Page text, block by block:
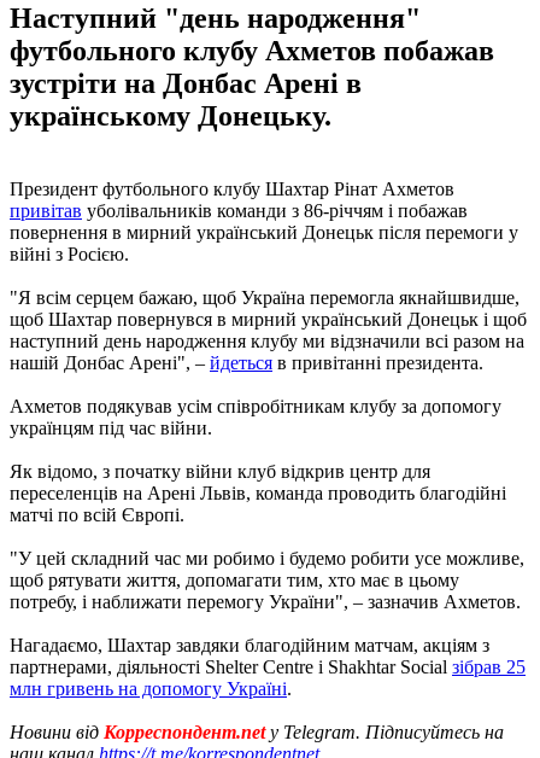
Наступний "день народження"
футбольного клубу Ахметов побажав
зустріти на Донбас Арені в
українському Донецьку.
Президент футбольного клубу Шахтар Рінат Ахметов
привітав уболівальників команди з 86-річчям і побажав
повернення в мирний український Донецьк після перемоги у
війні з Росією.
"Я всім серцем бажаю, щоб Україна перемогла якнайшвидше,
щоб Шахтар повернувся в мирний український Донецьк і щоб
наступний день народження клубу ми відзначили всі разом на
нашій Донбас Арені", – йдеться в привітанні президента.
Ахметов подякував усім співробітникам клубу за допомогу
українцям під час війни.
Як відомо, з початку війни клуб відкрив центр для
переселенців на Арені Львів, команда проводить благодійні
матчі по всій Європі.
"У цей складний час ми робимо і будемо робити усе можливе,
щоб рятувати життя, допомагати тим, хто має в цьому
потребу, і наближати перемогу України", – зазначив Ахметов.
Нагадаємо, Шахтар завдяки благодійним матчам, акціям з
партнерами, діяльності Shelter Centre і Shakhtar Social зібрав 25
млн гривень на допомогу Україні.
Новини від Корреспондент.netу Telegram. Підписуйтесь на
наш канал https://t.me/korrespondentnet